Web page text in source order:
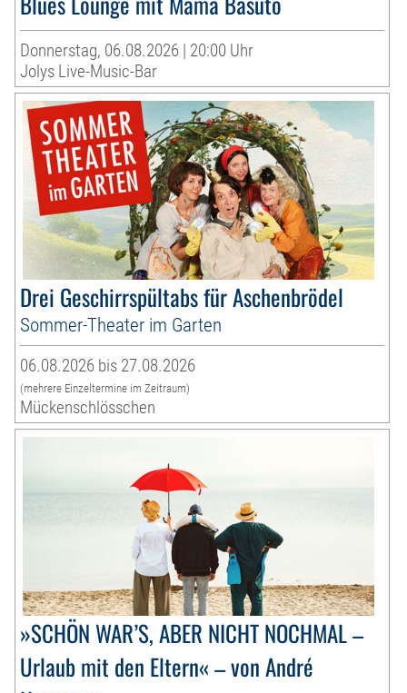
Donnerstag, 06.08.2026 | 20:00 Uhr
Jolys Live-Music-Bar
Drei Geschirrspültabs für Aschenbrödel
Sommer-Theater im Garten
06.08.2026 bis 27.08.2026
(mehrere Einzeltermine im Zeitraum)
Mückenschlösschen
»SCHÖN WAR’S, ABER NICHT NOCHMAL –
Urlaub mit den Eltern« – von André